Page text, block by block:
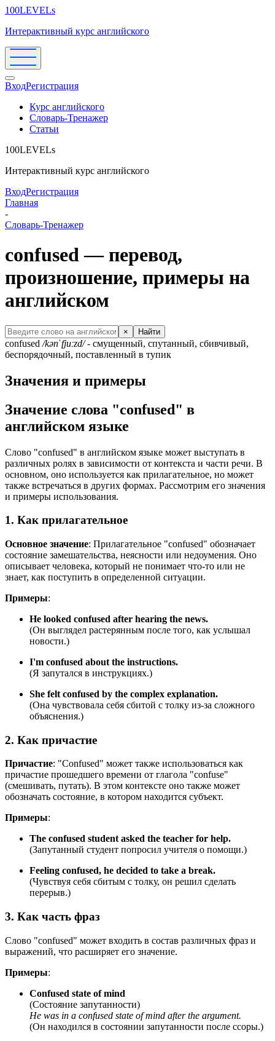
100LEVELs
Интерактивный курс английского
ВходРегистрация
Курс английского
Словарь-Тренажер
Статьи
100LEVELs
Интерактивный курс английского
ВходРегистрация
Главная
-
Словарь-Тренажер
confused — перевод,
произношение, примеры на
английском
× Найти
confused /kənˈfjuːzd/- смущенный, спутанный, сбивчивый,
беспорядочный, поставленный в тупик
Значения и примеры
Значение слова "confused" в
английском языке
Слово "confused" в английском языке может выступать в
различных ролях в зависимости от контекста и части речи. В
основном, оно используется как прилагательное, но может
также встречаться в других формах. Рассмотрим его значения
и примеры использования.
1. Как прилагательное
Основное значение: Прилагательное "confused" обозначает
состояние замешательства, неясности или недоумения. Оно
описывает человека, который не понимает что-то или не
знает, как поступить в определенной ситуации.
Примеры:
He looked confused after hearing the news.
(Он выглядел растерянным после того, как услышал
новости.)
I'm confused about the instructions.
(Я запутался в инструкциях.)
She felt confused by the complex explanation.
(Она чувствовала себя сбитой с толку из-за сложного
объяснения.)
2. Как причастие
Причастие: "Confused" может также использоваться как
причастие прошедшего времени от глагола "confuse"
(смешивать, путать). В этом контексте оно также может
обозначать состояние, в котором находится субъект.
Примеры:
The confused student asked the teacher for help.
(Запутанный студент попросил учителя о помощи.)
Feeling confused, he decided to take a break.
(Чувствуя себя сбитым с толку, он решил сделать
перерыв.)
3. Как часть фраз
Слово "confused" может входить в состав различных фраз и
выражений, что расширяет его значение.
Примеры:
Confused state of mind
(Состояние запутанности)
He was in a confused state of mind after the argument.
(Он находился в состоянии запутанности после ссоры.)